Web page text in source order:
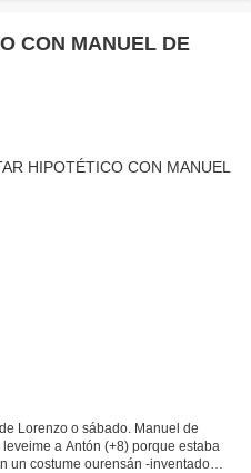
CON MANUEL DE
Lorenzo o sábado. Manuel de
a Antón (+8) porque estaba
un costume ourensán -inventado